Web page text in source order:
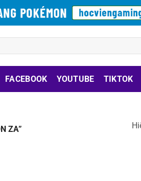
FACEBOOK YOUTUBE TIKTOK
ZA”